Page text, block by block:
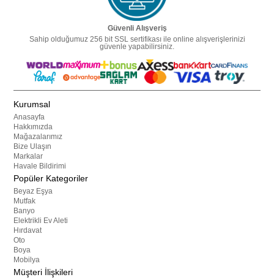
Güvenli Alışveriş
Sahip olduğumuz 256 bit SSL sertifikası ile online alışverişlerinizi
güvenle yapabilirsiniz.
Kurumsal
Anasayfa
Hakkımızda
Mağazalarımız
Bize Ulaşın
Markalar
Havale Bildirimi
Popüler Kategoriler
Beyaz Eşya
Mutfak
Banyo
Elektrikli Ev Aleti
Hırdavat
Oto
Boya
Mobilya
Müşteri İlişkileri